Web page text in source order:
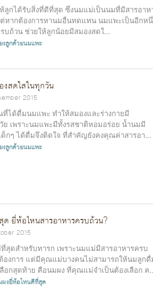
กได้รับสิ่งที่ดีที่สุด ซึ่งนมแม่เป็นนมที่มีสารอาห
หากต้องการหานมอื่นทดแทน นมแพะเป็นอีกห
บถ้วน ช่วยให้ลูกน้อยมีสมองสดใ...
งลูกด้วยนมแพะ
สดใสในทุกวัน
2015
ได้ดื่มนมแพะ ทำให้สมองและร่างกายมี
เพราะนมแพะมีทั้งรสชาติหอมอร่อย นํ้านมมี
กๆ ได้ดื่มจึงติดใจ ที่สำคัญยังคงคุณค่าสารอา...
งลูกด้วยนมแพะ
ยี่ห้อไหนสารอาหารครบถ้วน?
2015
ดสำหรับทารก เพราะนมแม่มีสารอาหารครบ
งการ แต่มีคุณแม่บางคนไม่สามารถให้นมลูกดื่
อกสุดท้าย คือนมผง ที่คุณแม่จำเป็นต้องเลือก ค
ผงยี่ห้อไหนดีที่สุด